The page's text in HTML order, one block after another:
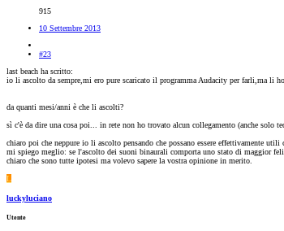
915
10 Settembre 2013
#23
last beach ha scritto:
io li ascolto da sempre,mi ero pure scaricato il programma Audacity per farli,ma li
da quanti mesi/anni è che li ascolti?
sì c'è da dire una cosa poi... in rete non ho trovato alcun collegamento (anche solo
chiaro poi che neppure io li ascolto pensando che possano essere effettivamente
mi spiego meglio: se l'ascolto dei suoni binaurali comporta uno stato di maggior
chiaro che sono tutte ipotesi ma volevo sapere la vostra opinione in merito.
L
luckyluciano
Utente